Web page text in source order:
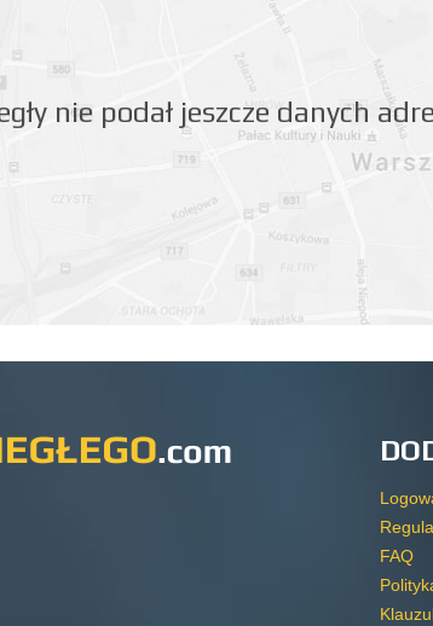
nie podał jeszcze danych
FAQ